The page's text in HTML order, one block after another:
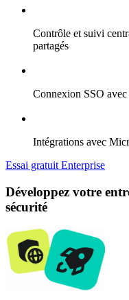
Contrôle et suivi
partagés
Connexion SSO
Intégrations avec
Essai gratuit Enterprise
Développez votre
sécurité